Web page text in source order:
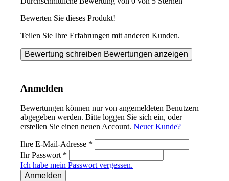
Bewerten Sie dieses Produkt!
Teilen Sie Ihre Erfahrungen mit anderen Kunden.
Bewertung schreiben Bewertungen anzeigen
Anmelden
Bewertungen können nur von angemeldeten Benutzern
abgegeben werden. Bitte loggen Sie sich ein, oder
erstellen Sie einen neuen Account. Neuer Kunde?
Ihre E-Mail-Adresse *
Ihr Passwort *
Ich habe mein Passwort vergessen.
Anmelden